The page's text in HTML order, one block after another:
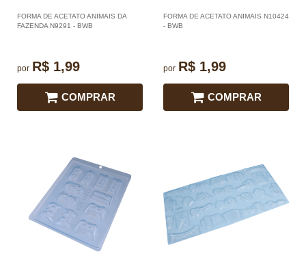
FORMA DE ACETATO ANIMAIS DA
FAZENDA N9291 - BWB
por R$ 1,99
COMPRAR
FORMA DE ACETATO ANIMAIS N10424
- BWB
por R$ 1,99
COMPRAR